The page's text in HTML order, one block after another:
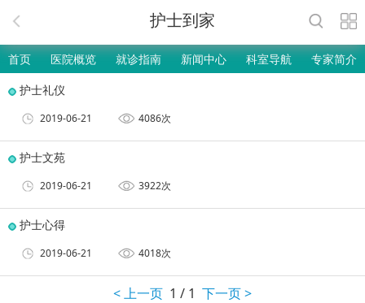
护士到家
首页 医院概览 就诊指南 新闻中心 科室导航
专家简介
护士礼仪
2019-06-21 4086次
护士文苑
2019-06-21 3922次
护士心得
2019-06-21 4018次
< 上一页 1 / 1 下一页 >